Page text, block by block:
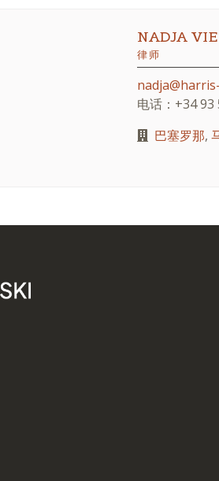
NADJA
律师
电话：+34 93
巴塞罗那,